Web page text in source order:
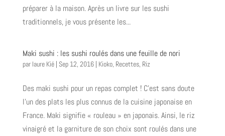
préparer à la maison. Après un livre sur les sushi
traditionnels, je vous présente les...
Maki sushi : les sushi roulés dans une feuille de nori
par laure Kié| Sep 12, 2016| Kioko, Recettes, Riz
Des maki sushi pour un repas complet ! C’est sans doute
l’un des plats les plus connus de la cuisine japonaise en
France. Maki signifie « rouleau » en japonais. Ainsi, le riz
vinaigré et la garniture de son choix sont roulés dans une